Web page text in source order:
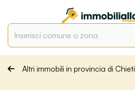
Altri immobili in provincia di Chieti